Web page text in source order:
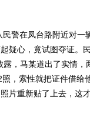
警在凤台路附近对
疑心，竟试图夺证。
，马某道出了实情
，索性就把证件借
片重新贴了上去，这才